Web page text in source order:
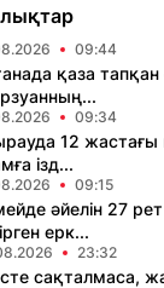
09:44
қаза
09:34
12 жастағы
ізд...
09:15
әйелін 27
ерк...
23:32
сақталмаса,